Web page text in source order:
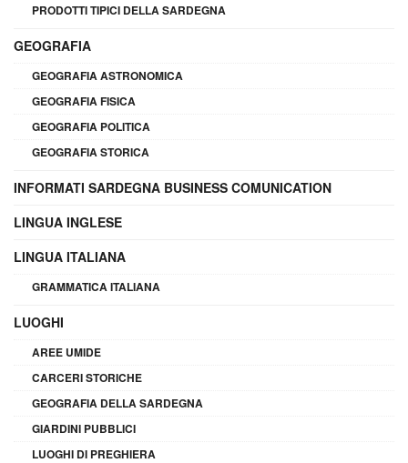
PRODOTTI TIPICI DELLA SARDEGNA
GEOGRAFIA
GEOGRAFIA ASTRONOMICA
GEOGRAFIA FISICA
GEOGRAFIA POLITICA
GEOGRAFIA STORICA
INFORMATI SARDEGNA BUSINESS COMUNICATION
LINGUA INGLESE
LINGUA ITALIANA
GRAMMATICA ITALIANA
LUOGHI
AREE UMIDE
CARCERI STORICHE
GEOGRAFIA DELLA SARDEGNA
GIARDINI PUBBLICI
LUOGHI DI PREGHIERA